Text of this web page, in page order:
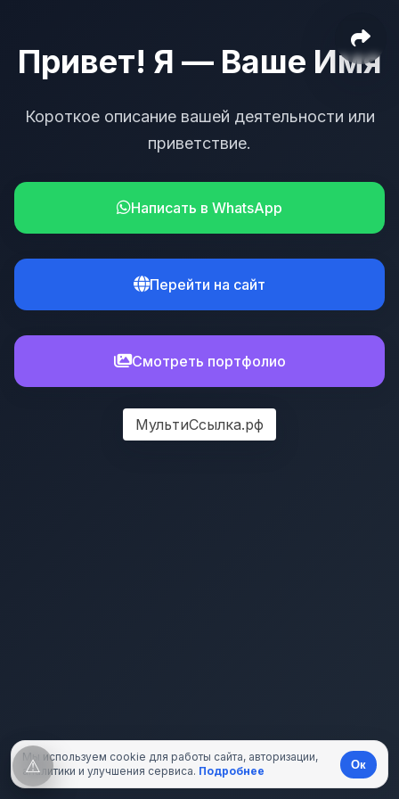
Привет! Я — Ваше Имя
Короткое описание вашей деятельности или
приветствие.
Написать в WhatsApp
Перейти на сайт
Смотреть портфолио
МультиСсылка.рф
⚠
Мы используем cookie для работы сайта, авторизации,
аналитики и улучшения сервиса. Подробнее Ок